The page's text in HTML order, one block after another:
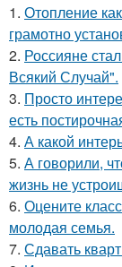
1. Отопление
грамотно
2. Россияне
Всякий Случай".
3. Просто
есть
4. А какой
5. А говорили,
жизнь не
6. Оцените
молодая семья.
7. Сдавать